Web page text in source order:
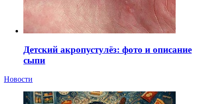
Детский акропустулёз: фото и описание
сыпи
Новости